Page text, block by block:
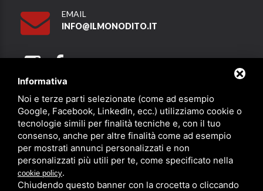
EMAIL
INFO@ILMONODITO.IT
Partner
Informativa
Noi e terze parti selezionate (come ad esempio
Google, Facebook, LinkedIn, ecc.) utilizziamo cookie o
tecnologie simili per finalità tecniche e, con il tuo
consenso, anche per altre finalità come ad esempio
per mostrati annunci personalizzati e non
personalizzati più utili per te, come specificato nella
cookie policy.
Chiudendo questo banner con la crocetta o cliccando